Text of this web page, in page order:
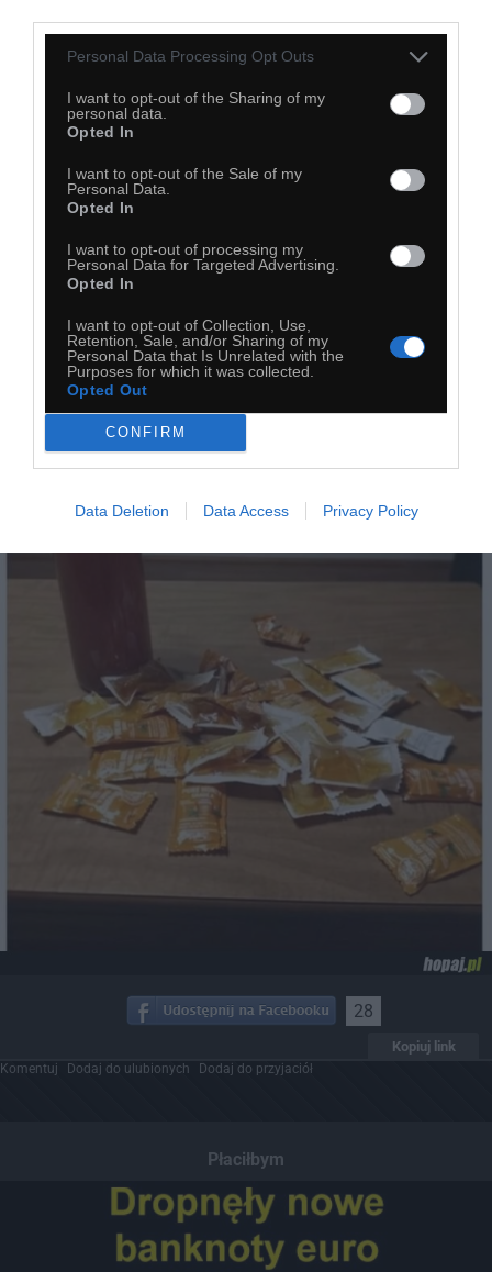
Personal Data Processing Opt Outs
I want to opt-out of the Sharing of my
personal data.
Opted In
I want to opt-out of the Sale of my
Personal Data.
Opted In
I want to opt-out of processing my
Personal Data for Targeted Advertising.
Opted In
I want to opt-out of Collection, Use,
Retention, Sale, and/or Sharing of my
Personal Data that Is Unrelated with the
Purposes for which it was collected.
Opted Out
CONFIRM
Data Deletion Data Access Privacy Policy
28
Kopiuj link
Komentuj Dodaj do ulubionych Dodaj do przyjaciół
Płaciłbym